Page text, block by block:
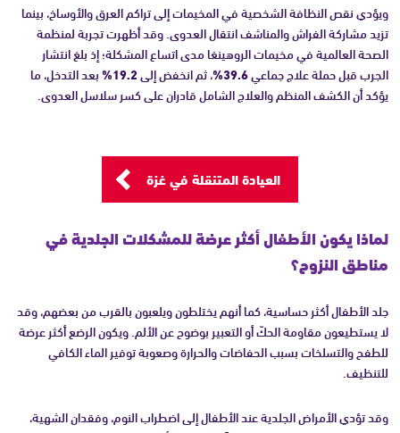
ويؤدي نقص النظافة الشخصية في المخيمات إلى تراكم العرق والأوساخ، بينما
تزيد مشاركة الفراش والمناشف انتقال العدوى. وقد أظهرت تجربة لمنظمة
الصحة العالمية في مخيمات الروهينغا مدى اتساع المشكلة؛ إذ بلغ انتشار
الجرب قبل حملة علاج جماعي39.6% ، ثم انخفض إلى19.2%
بعد التدخل، ما
يؤكد أن الكشف المنظم والعلاج الشامل قادران على كسر سلاسل العدوى.
العيادة المتنقلة في غزة
لماذا يكون الأطفال أكثر عرضة للمشكلات الجلدية في
مناطق النزوح؟
جلد الأطفال أكثر حساسية، كما أنهم يختلطون ويلعبون بالقرب من بعضهم، وقد
لا يستطيعون مقاومة الحكّ أو التعبير بوضوح عن الألم. ويكون الرضع أكثر عرضة
للطفح والتسلخات بسبب الحفاضات والحرارة وصعوبة توفير الماء الكافي
للتنظيف.
وقد تؤدي الأمراض الجلدية عند الأطفال إلى اضطراب النوم، وفقدان الشهية،